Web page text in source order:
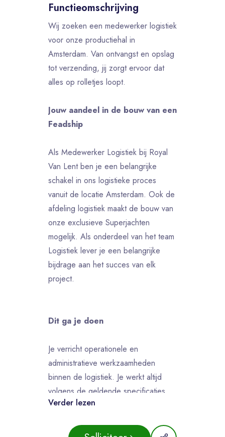
Functieomschrijving
Wij zoeken een medewerker logistiek
voor onze productiehal in
Amsterdam. Van ontvangst en opslag
tot verzending, jij zorgt ervoor dat
alles op rolletjes loopt.
Jouw aandeel in de bouw van een
Feadship
Als Medewerker Logistiek bij Royal
Van Lent ben je een belangrijke
schakel in ons logistieke proces
vanuit de locatie Amsterdam. Ook de
afdeling logistiek maakt de bouw van
onze exclusieve Superjachten
mogelijk. Als onderdeel van het team
Logistiek lever je een belangrijke
bijdrage aan het succes van elk
project.
Dit ga je doen
Je verricht operationele en
administratieve werkzaamheden
binnen de logistiek. Je werkt altijd
volgens de geldende specificaties,
orders en het veiligheidsbeleid.
neem je verantwoordelijkheid voor de
Verder lezen